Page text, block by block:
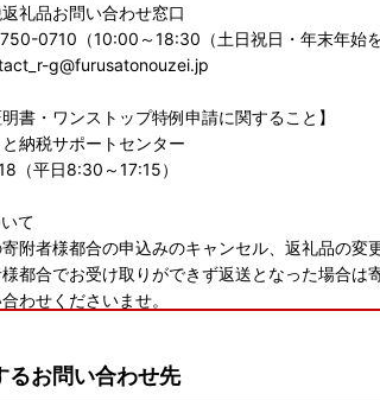
礼品お問い合わせ窓口
0710（10:00～18:30（土日祝日・年末年始を
g@furusatonouzei.jp
明書・ワンストップ特例申請に関すること】
納税サポートセンター
（平日8:30～17:15）
て
附者様都合の申込みのキャンセル、返礼品の変
様都合でお受け取りができず返送となった場合は
わせくださいませ。
るお問い合わせ先